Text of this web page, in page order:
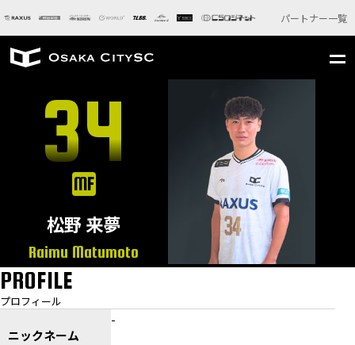
パートナー一覧
34
MF
松野 来夢
Raimu Matumoto
PROFILE
プロフィール
ニックネーム
-